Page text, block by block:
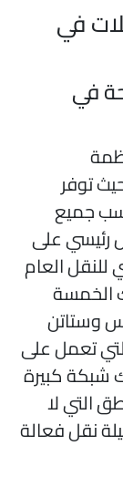
في
في
توفر
جميع
على
العام
تعمل على
كبيرة
لا
نقل فعالة